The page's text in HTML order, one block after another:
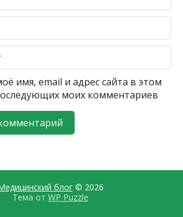
имя, email и адрес сайта в этом
моих комментариев
блог© 2026
Тема от WP Puzzle